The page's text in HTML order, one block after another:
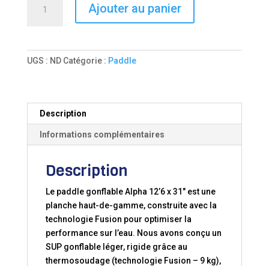
Ajouter au panier
UGS : ND Catégorie : Paddle
Description
Informations complémentaires
Description
Le paddle gonflable Alpha 12’6 x 31″ est une
planche haut-de-gamme, construite avec la
technologie Fusion pour optimiser la
performance sur l’eau. Nous avons conçu un
SUP gonflable léger, rigide grâce au
thermosoudage (technologie Fusion – 9 kg),